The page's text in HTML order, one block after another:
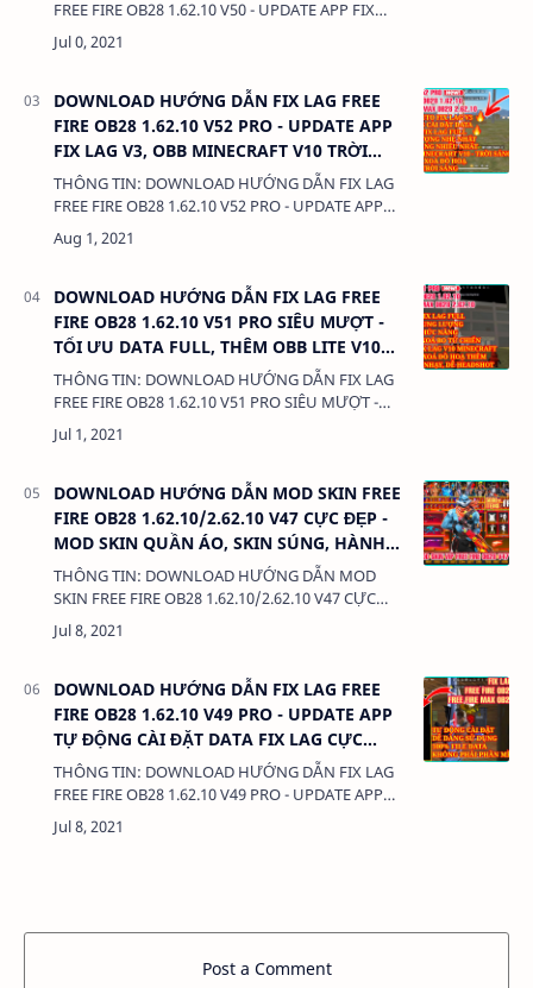
FREE FIRE OB28 1.62.10 V50 - UPDATE APP FIX
LAG V2, THÊM COMBO CHUẨN LEO RANK VIP
DUNG LƯỢNG: 380 Kb LIÊN KẾT: - DATA CÀI
DOWNLOAD HƯỚNG DẪN FIX LAG FREE
FIRE OB28 1.62.10 V52 PRO - UPDATE APP
FIX LAG V3, OBB MINECRAFT V10 TRỜI
SÁNG
THÔNG TIN: DOWNLOAD HƯỚNG DẪN FIX LAG
FREE FIRE OB28 1.62.10 V52 PRO - UPDATE APP
FIX LAG V3, OBB MINECRAFT V10 TRỜI SÁNG
DOWNLOAD HƯỚNG DẪN FIX LAG FREE
FIRE OB28 1.62.10 V51 PRO SIÊU MƯỢT -
TỐI ƯU DATA FULL, THÊM OBB LITE V10
MỚI NHẤT
THÔNG TIN: DOWNLOAD HƯỚNG DẪN FIX LAG
FREE FIRE OB28 1.62.10 V51 PRO SIÊU MƯỢT -
TỐI ƯU DATA FULL, THÊM OBB LITE V10 MỚI
NHẤT DUNG LƯỢNG: 380 Kb LIÊN KẾT: - DATA
DOWNLOAD HƯỚNG DẪN MOD SKIN FREE
FIRE OB28 1.62.10/2.62.10 V47 CỰC ĐẸP -
MOD SKIN QUẦN ÁO, SKIN SÚNG, HÀNH
ĐỘNG, KHÔNG LỖI TÌM TRẬN
THÔNG TIN: DOWNLOAD HƯỚNG DẪN MOD
SKIN FREE FIRE OB28 1.62.10/2.62.10 V47 CỰC
ĐẸP - MOD SKIN QUẦN ÁO, SKIN SÚNG, HÀNH
ĐỘNG, KHÔNG LỖI TÌM TRẬN DUNG LƯỢNG:
DOWNLOAD HƯỚNG DẪN FIX LAG FREE
FIRE OB28 1.62.10 V49 PRO - UPDATE APP
TỰ ĐỘNG CÀI ĐẶT DATA FIX LAG CỰC
MƯỢT
THÔNG TIN: DOWNLOAD HƯỚNG DẪN FIX LAG
FREE FIRE OB28 1.62.10 V49 PRO - UPDATE APP
TỰ ĐỘNG CÀI ĐẶT DATA FIX LAG CỰC MƯỢT
DUNG LƯỢNG: 380 Kb LIÊN KẾT: - DATA CÀI
Post a Comment